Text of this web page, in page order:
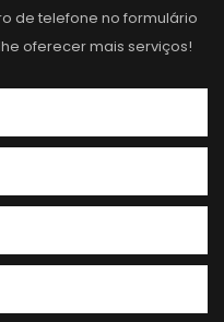
de telefone no formulário
oferecer mais serviços!